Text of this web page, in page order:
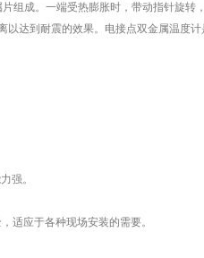
组成。一端受热膨胀时，带动指针旋
达到耐震的效果。电接点双金属温度
强。
适应于各种现场安装的需要。